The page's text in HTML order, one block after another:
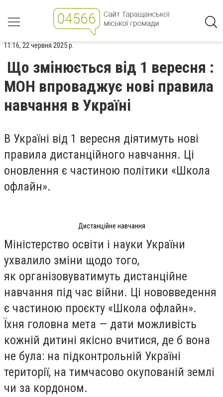
11:16, 22 червня 2025 р.
Що змінюється від 1 вересня :
МОН впроваджує нові правила
навчання в Україні
В Україні від 1 вересня діятимуть нові
правила дистанційного навчання. Ці
оновлення є частиною політики «Школа
офлайн».
Дистанційне навчання
Міністерство освіти і науки України
ухвалило зміни щодо того,
як організовуватимуть дистанційне
навчання під час війни. Ці нововведення
є частиною проєкту «Школа офлайн».
Їхня головна мета — дати можливість
кожній дитині якісно вчитися, де б вона
не була: на підконтрольній Україні
території, на тимчасово окупованій землі
чи за кордоном.